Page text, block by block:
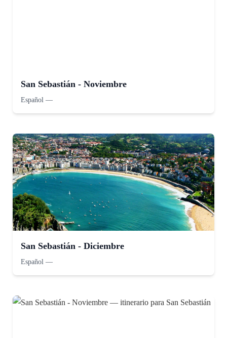
San Sebastián - Noviembre
Español —
San Sebastián - Diciembre
Español —